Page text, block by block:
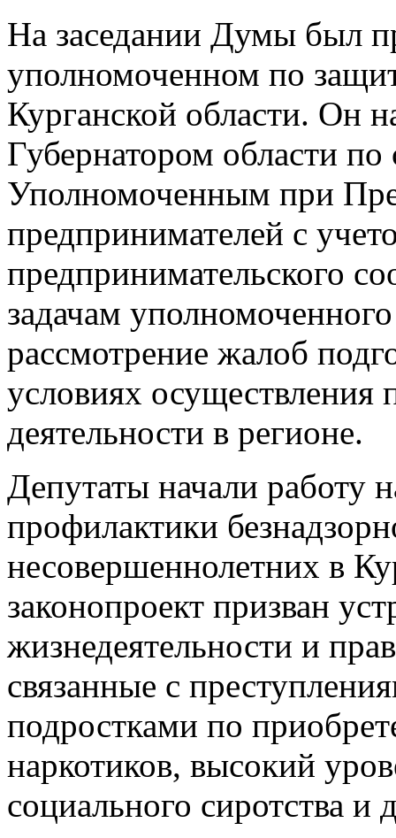
На заседании Думы был
уполномоченном по
Курганской области. Он
Губернатором области по
Уполномоченным при
предпринимателей с
предпринимательского
задачам
рассмотрение жалоб
условиях осуществления
деятельности в регионе.
Депутаты начали работу
профилактики
несовершеннолетних в
законопроект призван
жизнедеятельности и
связанные с
подростками по
наркотиков, высокий
социального сиротства и